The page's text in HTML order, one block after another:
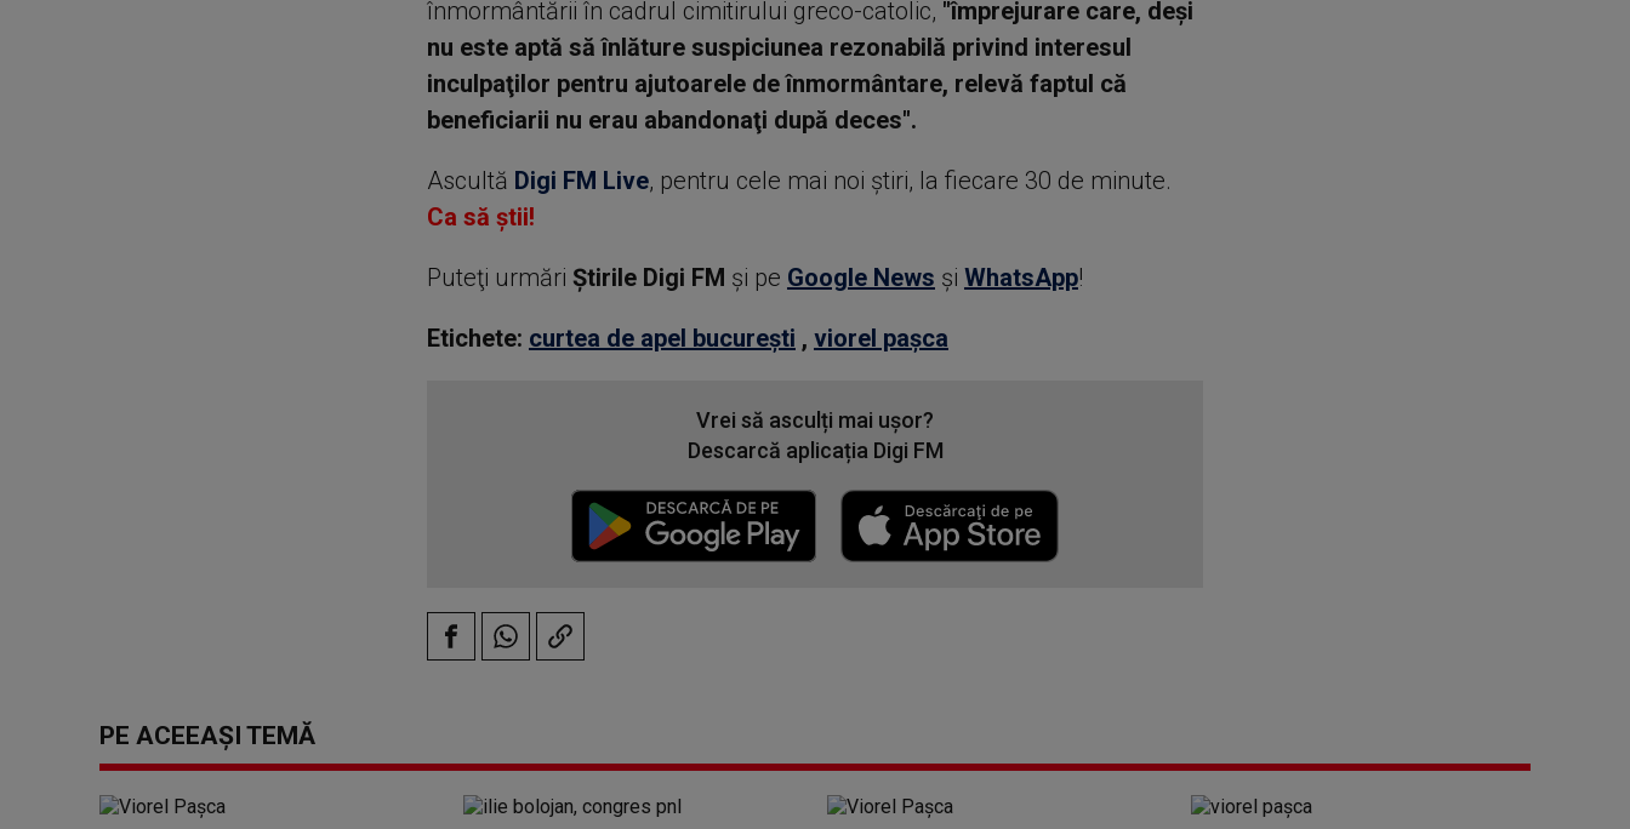
înmormântării în cadrul cimitirului greco-catolic, "împrejurare care, deşi
nu este aptă să înlăture suspiciunea rezonabilă privind interesul
inculpaţilor pentru ajutoarele de înmormântare, relevă faptul că
beneficiarii nu erau abandonaţi după deces".
Ascultă Digi FM Live, pentru cele mai noi știri, la fiecare 30 de minute.
Ca să știi!
Puteţi urmări Știrile Digi FM şi pe Google News şi WhatsApp!
Etichete: curtea de apel bucurești , viorel pașca
Vrei să asculți mai ușor?
Descarcă aplicația Digi FM
PE ACEEAȘI TEMĂ